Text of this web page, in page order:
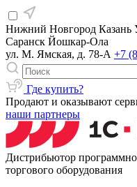
Нижний Новгород Казань
Саранск Йошкар-Ола
ул. М. Ямская, д. 78-А +7
Где купить?
Продают и оказывают
наши партнеры
Дистрибьютор
торгового оборудования